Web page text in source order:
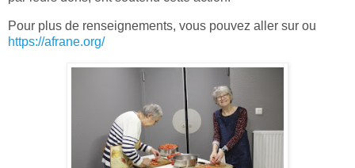
Pour plus de renseignements, vous pouvez aller sur ou
https://afrane.org/